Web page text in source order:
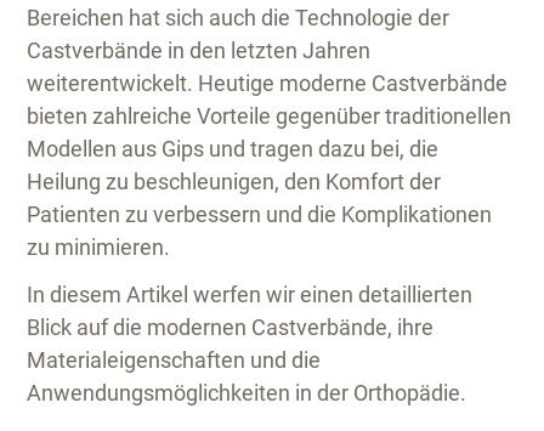
Bereichen hat sich auch die Technologie der
Castverbände in den letzten Jahren
weiterentwickelt. Heutige moderne Castverbände
bieten zahlreiche Vorteile gegenüber traditionellen
Modellen aus Gips und tragen dazu bei, die
Heilung zu beschleunigen, den Komfort der
Patienten zu verbessern und die Komplikationen
zu minimieren.
In diesem Artikel werfen wir einen detaillierten
Blick auf die modernen Castverbände, ihre
Materialeigenschaften und die
Anwendungsmöglichkeiten in der Orthopädie.